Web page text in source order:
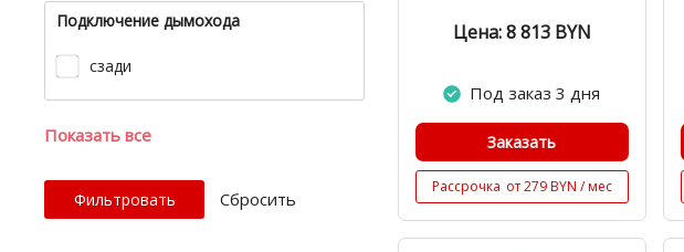
Подключение дымохода
сзади
Показать все
Cбросить
Цена: 8 813 BYN
Под заказ 3 дня
Заказать
Рассрочка от 279 BYN / мес